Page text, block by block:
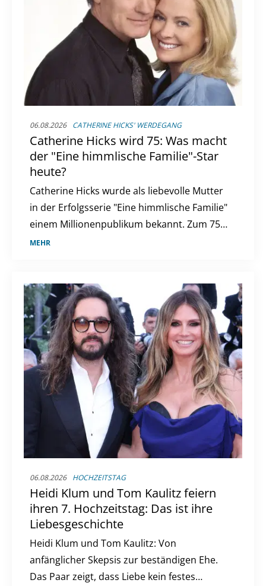
06.08.2026 CATHERINE HICKS' WERDEGANG
Catherine Hicks wird 75: Was macht
der "Eine himmlische Familie"-Star
heute?
Catherine Hicks wurde als liebevolle Mutter
in der Erfolgsserie "Eine himmlische Familie"
einem Millionenpublikum bekannt. Zum 75.
Geburtstag der Schauspielerin stellt sich die
MEHR
06.08.2026 HOCHZEITSTAG
Heidi Klum und Tom Kaulitz feiern
ihren 7. Hochzeitstag: Das ist ihre
Liebesgeschichte
Heidi Klum und Tom Kaulitz: Von
anfänglicher Skepsis zur beständigen Ehe.
Das Paar zeigt, dass Liebe kein festes